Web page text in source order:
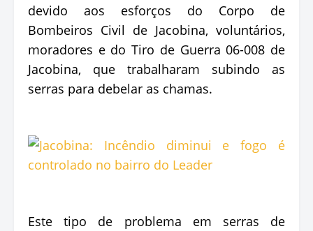
devido aos esforços do Corpo de
Bombeiros Civil de Jacobina, voluntários,
moradores e do Tiro de Guerra 06-008 de
Jacobina, que trabalharam subindo as
serras para debelar as chamas.
Este tipo de problema em serras de